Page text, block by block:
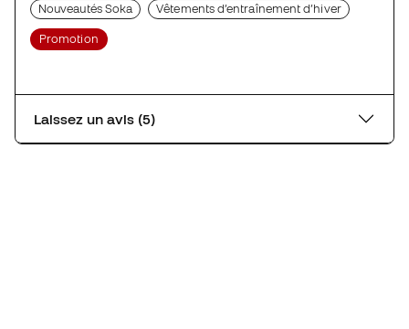
Nouveautés Soka Vêtements d’entraînement d’hiver
Promotion
Laissez un avis (5)